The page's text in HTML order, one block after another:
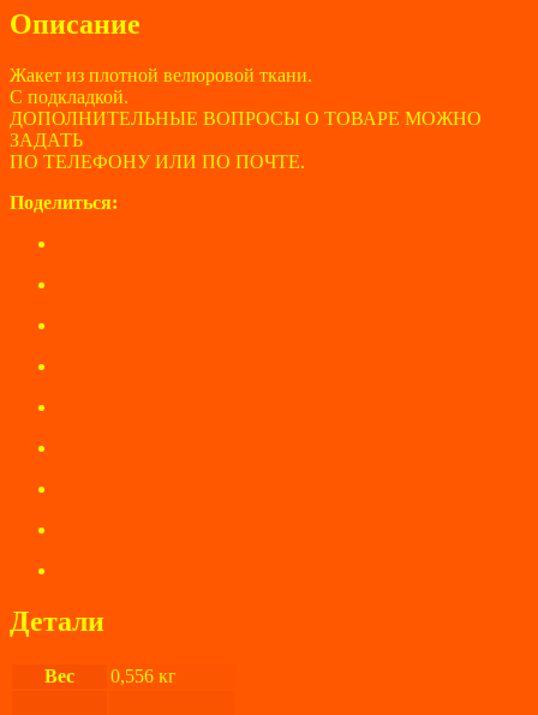
Описание
Жакет из плотной велюровой ткани.
С подкладкой.
ДОПОЛНИТЕЛЬНЫЕ ВОПРОСЫ О ТОВАРЕ МОЖНО
ЗАДАТЬ
ПО ТЕЛЕФОНУ ИЛИ ПО ПОЧТЕ.
Поделиться:
Детали
Вес 0,556 кг